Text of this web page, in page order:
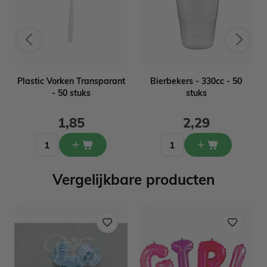
Plastic Vorken Transparant
- 50 stuks
1,85
Bierbekers - 330cc - 50
stuks
2,29
Vergelijkbare producten